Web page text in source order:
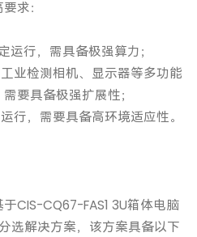
求：
运行，需具备极强算力；
业检测相机、显示器等多功能
要具备极强扩展性；
行，需要具备高环境适应性。
CIS-CQ67-FAS1 3U箱体电脑
选解决方案，该方案具备以下